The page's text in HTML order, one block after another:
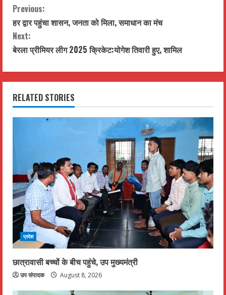
C
o
n
t
i
n
R
e
a
d
i
n
Previous:
हर द्वार पहुंचा शासन, जनता को मिला, समाधान का मंच
Next:
बेरला प्रीमियर लीग 2025 क्रिकेट:योगेश तिवारी हुए, शामिल
RELATED STORIES
प्रदेश
छात्रावासी बच्चों के बीच पहुंचे, उप मुख्यमंत्री
उप संपादक August 8, 2026